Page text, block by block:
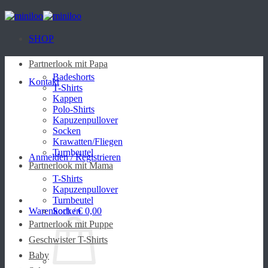
Zum
Inhalt
SHOP
Kontakt
Anmelden / Registrieren
Warenkorb /€ 0,00
Partnerlook mit Papa
Badeshorts
T-Shirts
Kappen
Polo-Shirts
Kapuzenpullover
Socken
Krawatten/Fliegen
Turnbeutel
Partnerlook mit Mama
T-Shirts
Kapuzenpullover
Turnbeutel
Socken
Partnerlook mit Puppe
Geschwister T-Shirts
Baby